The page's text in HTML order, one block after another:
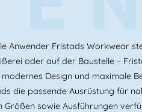
Anwender Fristads Workwear
oder auf der Baustelle –
Design und maximale
die passende Ausrüstung für
sowie Ausführungen